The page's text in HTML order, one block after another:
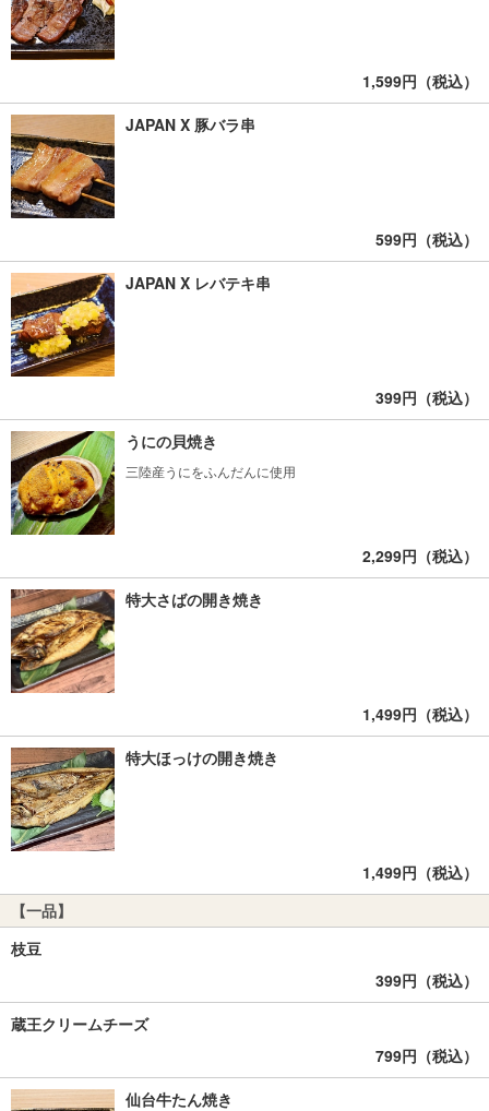
1,599円（税込）
JAPAN X 豚バラ串
599円（税込）
JAPAN X レバテキ串
399円（税込）
うにの貝焼き
三陸産うにをふんだんに使用
2,299円（税込）
特大さばの開き焼き
1,499円（税込）
特大ほっけの開き焼き
1,499円（税込）
【一品】
枝豆
399円（税込）
蔵王クリームチーズ
799円（税込）
仙台牛たん焼き